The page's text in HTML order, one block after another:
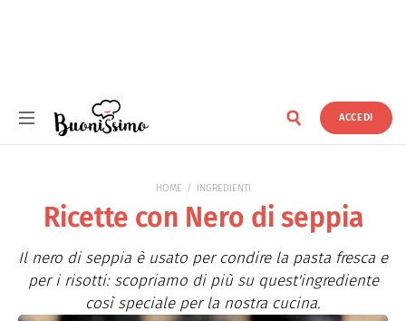
ACCEDI
HOME INGREDIENTI
Ricette con Nero di seppia
Il nero di seppia è usato per condire la pasta fresca e
per i risotti: scopriamo di più su quest'ingrediente
così speciale per la nostra cucina.